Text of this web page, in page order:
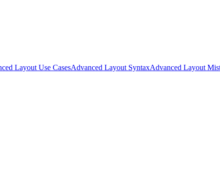
Layout Use CasesAdvanced Layout SyntaxAdvanced Layout